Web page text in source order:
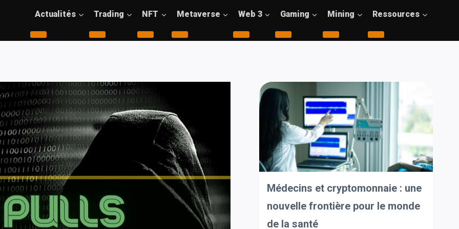
Actualités Trading NFT Metaverse Web 3 Gaming Mining Ressources
Médecins et cryptomonnaie : une
nouvelle frontière pour le monde
de la santé